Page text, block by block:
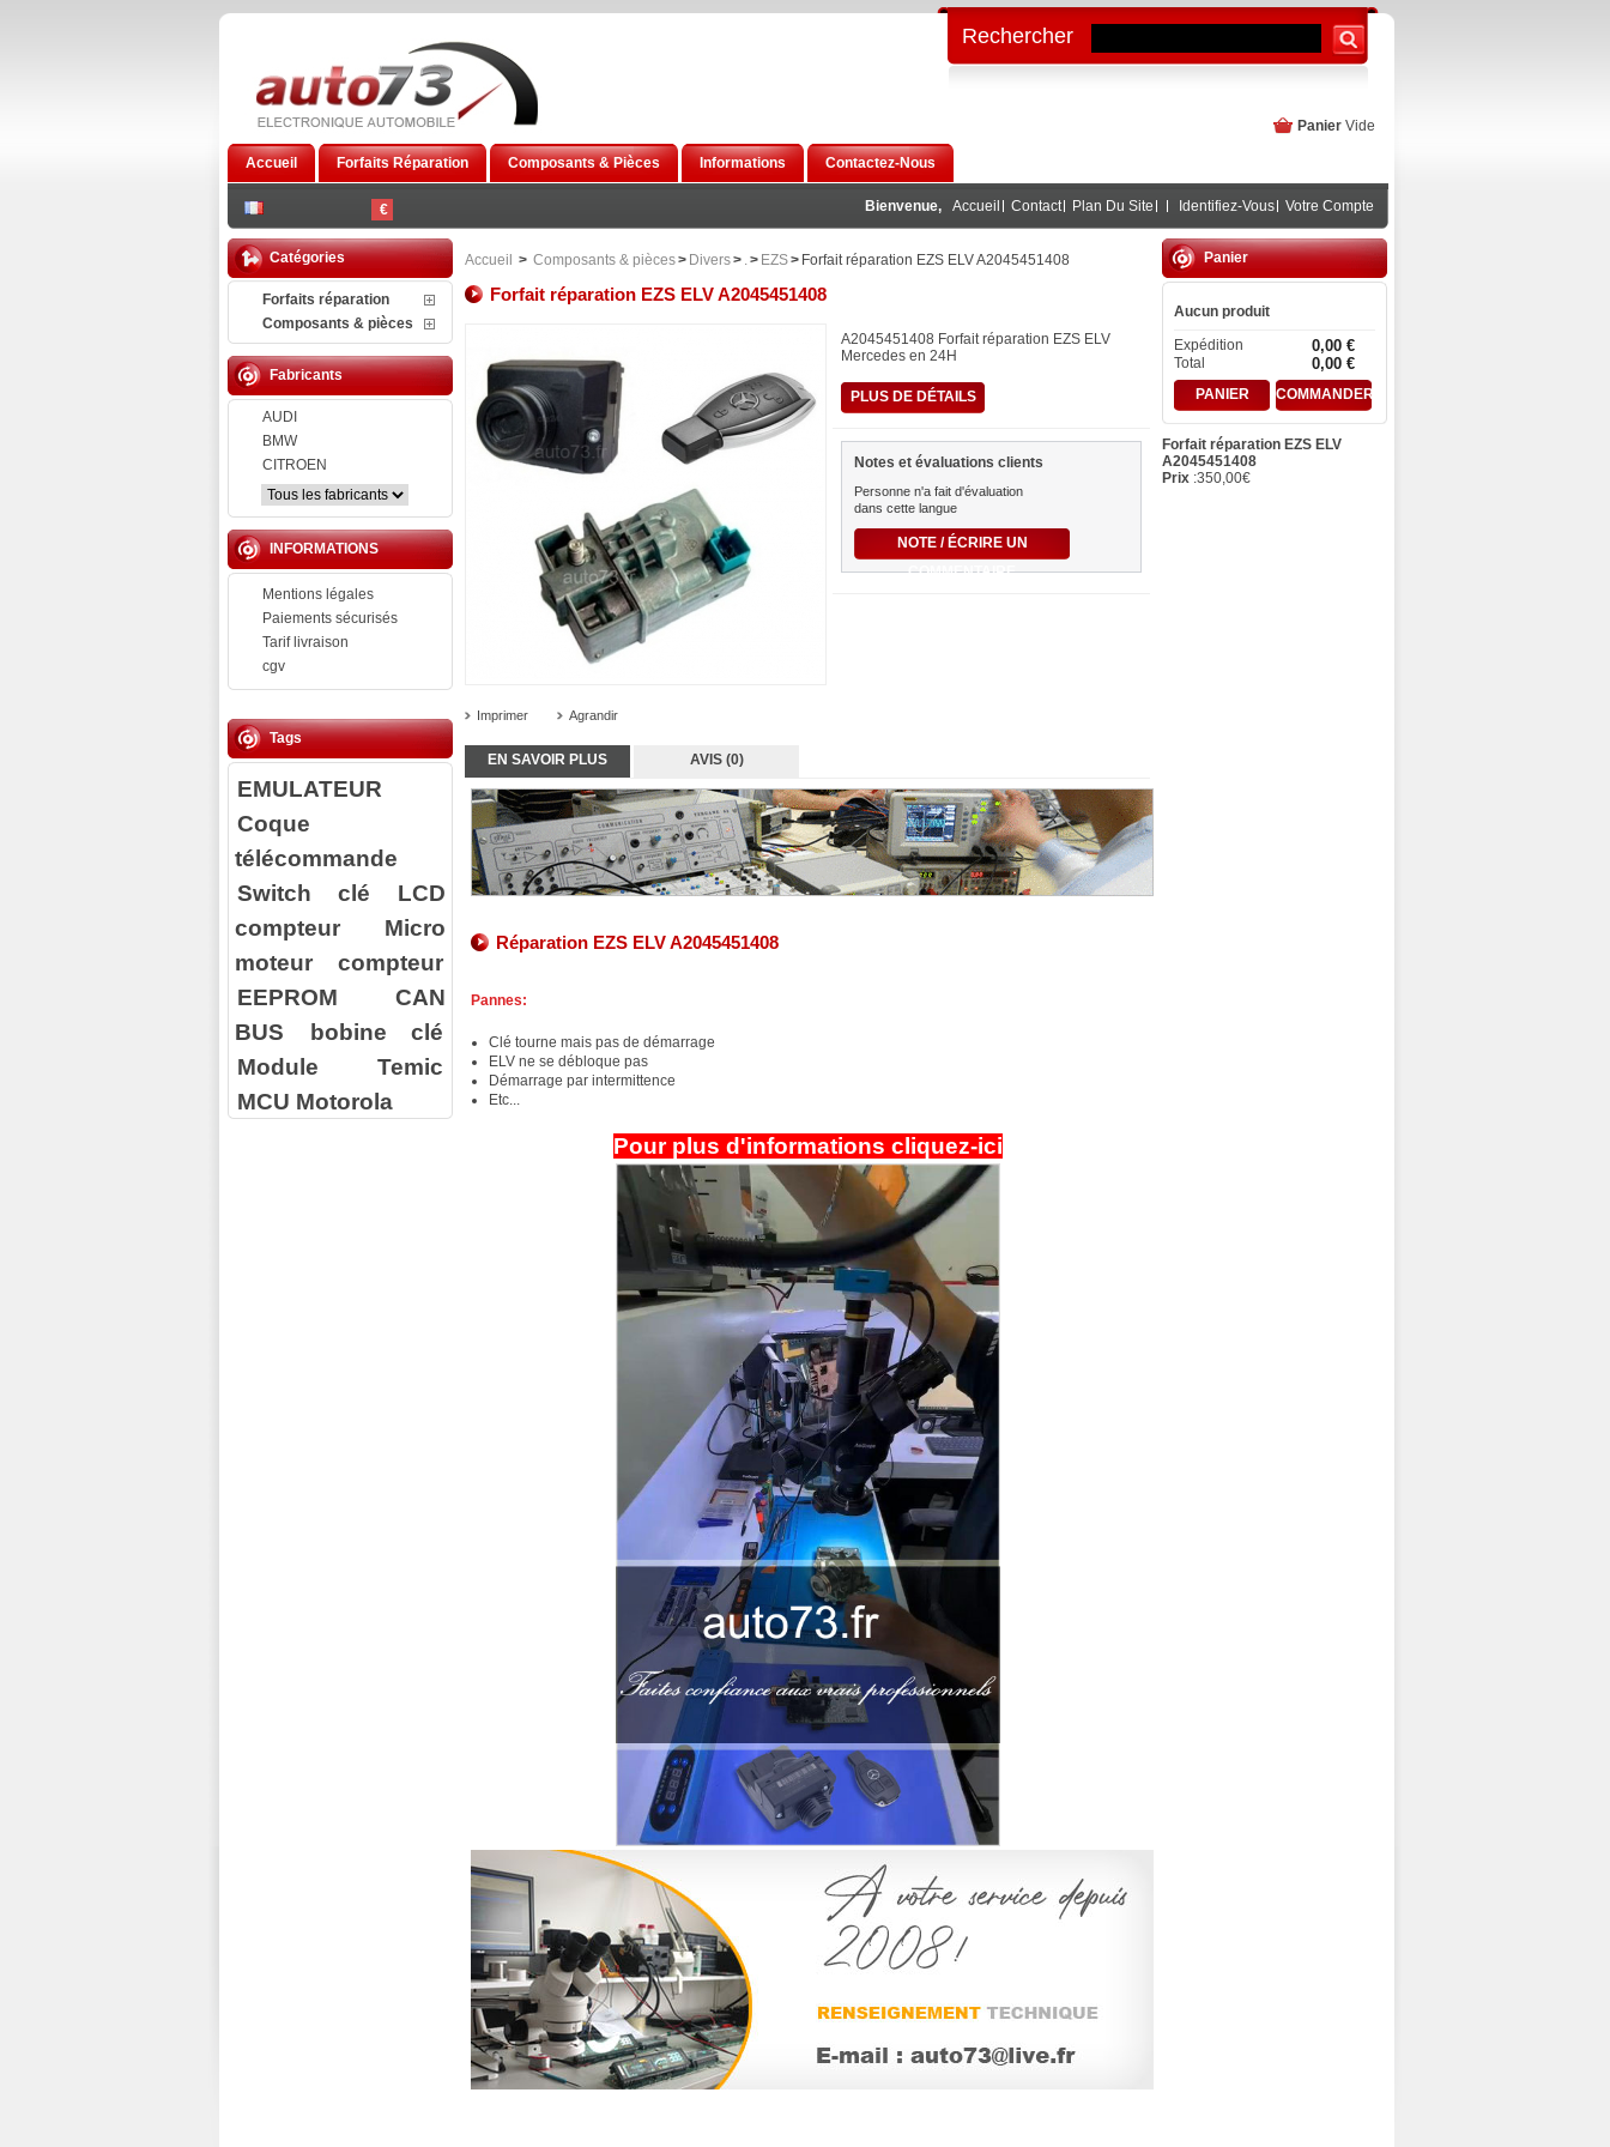
€
Accueil Forfaits Réparation Composants & Pièces Informations Contactez-Nous
Panier Vide
Bienvenue, Accueil Contact Plan Du Site Identifiez-Vous Votre Compte
Rechercher
Catégories
Forfaits réparation
Composants & pièces
Fabricants
AUDI
BMW
CITROEN
INFORMATIONS
Mentions légales
Paiements sécurisés
Tarif livraison
cgv
Tags
EMULATEUR
Coque
télécommande
Switch clé
LCD
compteur
Micro
moteur compteur
EEPROM
CAN
BUS
bobine clé
Module Temic
MCU Motorola
Accueil > Composants & pièces> Divers> .> EZS> Forfait réparation EZS ELV A2045451408
Forfait réparation EZS ELV A2045451408
Imprimer Agrandir
A2045451408 Forfait réparation EZS ELV
Mercedes en 24H
PLUS DE DÉTAILS
Notes et évaluations clients
Personne n'a fait d'évaluation
dans cette langue
NOTE / ÉCRIRE UN
COMMENTAIRE
EN SAVOIR PLUS AVIS (0)
Réparation EZS ELV A2045451408
Pannes:
Clé tourne mais pas de démarrage
ELV ne se débloque pas
Démarrage par intermittence
Etc...
Pour plus d'informations cliquez-ici
Panier
Aucun produit
Expédition
0,00 €
Total 0,00 €
PANIER COMMANDER
Forfait réparation EZS ELV
A2045451408
Prix :350,00€